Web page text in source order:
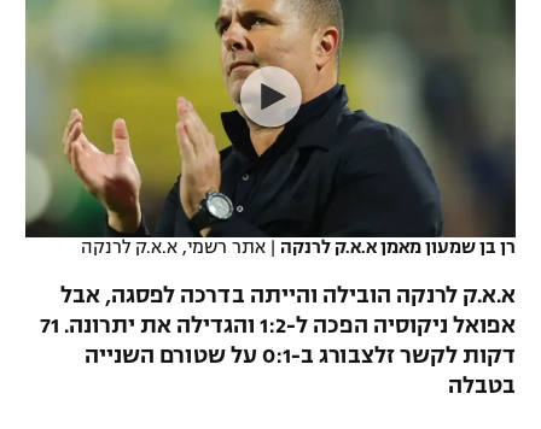
רץ ברשת
תוצאות
לוח שידורים
בית"ר ירושלים
מכבי תל אביב
הפועל תל אביב
הפועל חיפה
הפועל באר שבע
ליגה צרפתית
ליגה הולנדית
ליגה טורקית
ליגה סינית
הפועל חולון
הפועל ירושלים
דני אבדיה
שחייה
ג'ודו
אגרוף
רן בן שמעון מאמן א.א.ק לרנקה | אתר רשמי, א.א.ק לרנקה
א.א.ק לרנקה הובילה והייתה בדרכה לפסגה, אבל
אפואל ניקוסיה הפכה ל-1:2 והגדילה את יתרונה. 71
דקות לקשר זלצבורג ב-0:1 על שטורם השנייה
בטבלה